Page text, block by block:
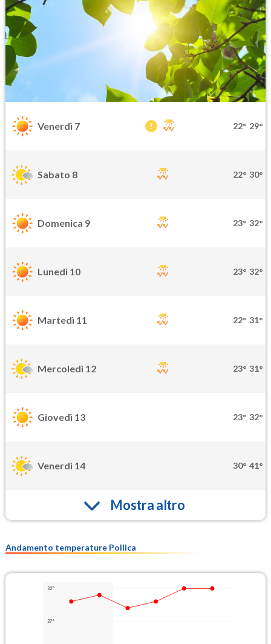
Venerdì 7 22° 29°
Sabato 8 22° 30°
Domenica 9 23° 32°
Lunedì 10 23° 32°
Martedì 11 22° 31°
Mercoledì 12 23° 31°
Giovedì 13 23° 32°
Venerdì 14 30° 41°
Mostra altro
Andamento temperature Pollica
32°
27°